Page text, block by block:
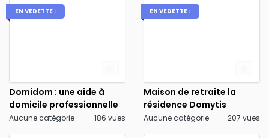
EN VEDETTE :
Domidom : une aide à
domicile professionnelle
Aucune catégorie 186 vues
EN VEDETTE :
Maison de retraite la
résidence Domytis
Aucune catégorie 207 vues